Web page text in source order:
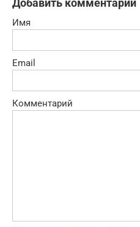
Добавить комментарий
Имя
Email
Комментарий